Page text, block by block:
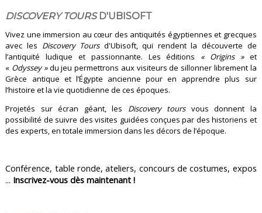
DISCOVERY TOURS D'UBISOFT
Vivez une immersion au cœur des antiquités égyptiennes et grecques
avec les Discovery Toursd'Ubisoft, qui rendent la découverte de
l’antiquité ludique et passionnante. Les éditions « Origins »et
« Odyssey »du jeu permettrons aux visiteurs de sillonner librement la
Grèce antique et l’Égypte ancienne pour en apprendre plus sur
l’histoire et la vie quotidienne de ces époques.
Projetés sur écran géant, les Discovery tours vous donnent la
possibilité de suivre des visites guidées conçues par des historiens et
des experts, en totale immersion dans les décors de l’époque.
Conférence, table ronde, ateliers, concours de costumes, expos
... Inscrivez-vous dès maintenant !